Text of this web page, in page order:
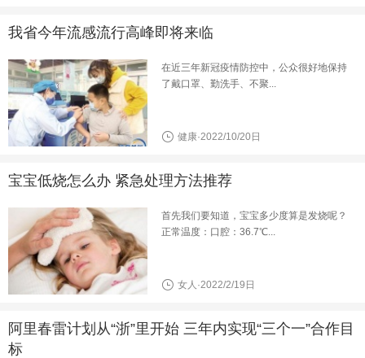
我省今年流感流行高峰即将来临
在近三年新冠疫情防控中，公众很好地保持
了戴口罩、勤洗手、不聚...
健康·2022/10/20日
宝宝低烧怎么办 紧急处理方法推荐
首先我们要知道，宝宝多少度算是发烧呢？
正常温度：口腔：36.7℃...
女人·2022/2/19日
阿里春雷计划从“浙”里开始 三年内实现“三个一”合作目
标